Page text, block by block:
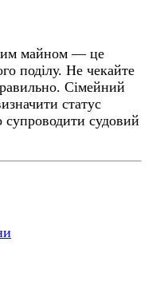
майном — це
поділу. Не чекайте
Сімейний
статус
супроводити судовий